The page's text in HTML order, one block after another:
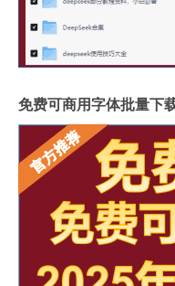
免费可商用字体批量下